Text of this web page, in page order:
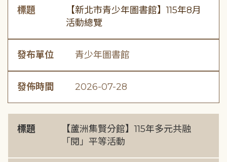
標題
【新北市青少年圖書館】115年8月
活動總覽
發布單位 青少年圖書館
發佈時間 2026-07-28
標題
【蘆洲集賢分館】115年多元共融
「閱」平等活動